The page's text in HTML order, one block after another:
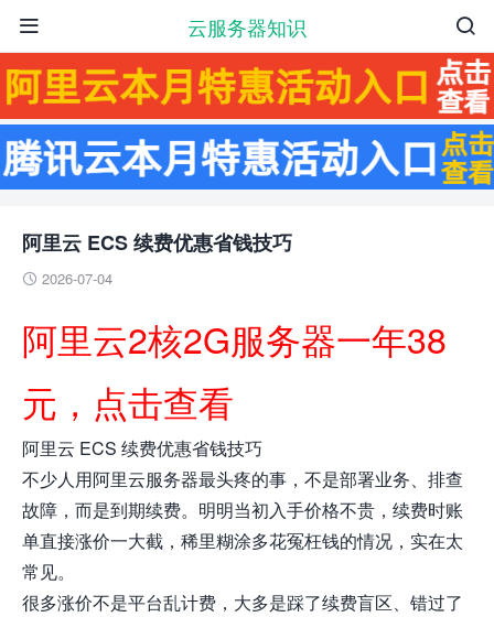
云服务器知识 

阿里云 ECS 续费优惠省钱技巧
 2026-07-04
阿里云2核2G服务器一年38
元，点击查看
阿里云 ECS 续费优惠省钱技巧
不少人用阿里云服务器最头疼的事，不是部署业务、排查
故障，而是到期续费。明明当初入手价格不贵，续费时账
单直接涨价一大截，稀里糊涂多花冤枉钱的情况，实在太
常见。
很多涨价不是平台乱计费，大多是踩了续费盲区、错过了